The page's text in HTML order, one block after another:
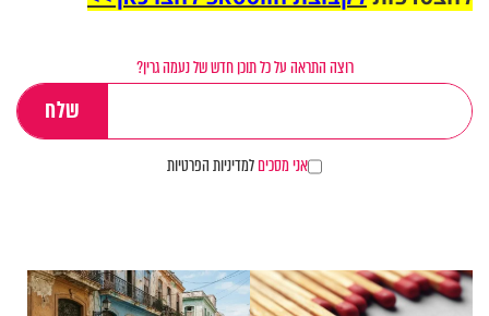
רוצה התראה על כל תוכן חדש של נעמה גרין?
אני מסכיםלמדיניות הפרטיות